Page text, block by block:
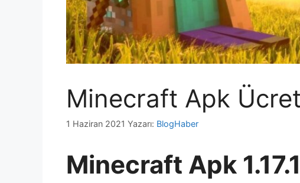
Minecraft Apk
1 Haziran 2021 Yazarı: BlogHaber
Minecraft Apk